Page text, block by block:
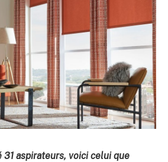
aspirateurs, voici celui que